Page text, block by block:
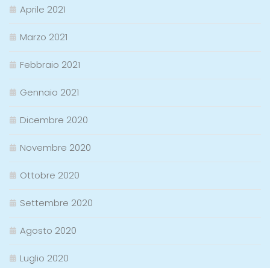
Aprile 2021
Marzo 2021
Febbraio 2021
Gennaio 2021
Dicembre 2020
Novembre 2020
Ottobre 2020
Settembre 2020
Agosto 2020
Luglio 2020